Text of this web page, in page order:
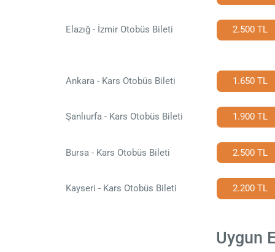
Elazığ - İzmir Otobüs Bileti 2.500 TL
Ankara - Kars Otobüs Bileti 1.650 TL
Şanlıurfa - Kars Otobüs Bileti 1.900 TL
Bursa - Kars Otobüs Bileti 2.500 TL
Kayseri - Kars Otobüs Bileti 2.200 TL
Uygun